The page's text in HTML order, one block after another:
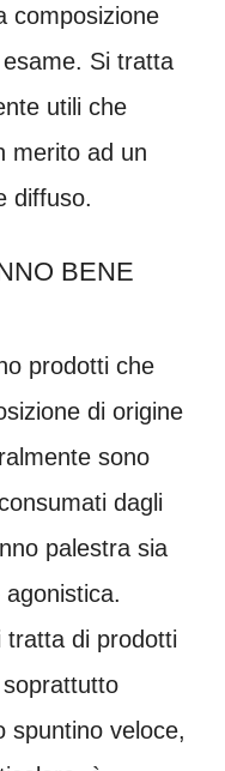
composizione
Si tratta
utili che
merito ad un
diffuso.
BENE
prodotti che
di origine
sono
dagli
palestra sia
tratta di prodotti
spuntino veloce,